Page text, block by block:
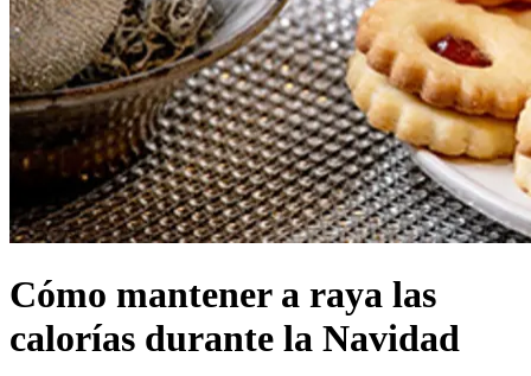
Cómo mantener a raya las
calorías durante la Navidad